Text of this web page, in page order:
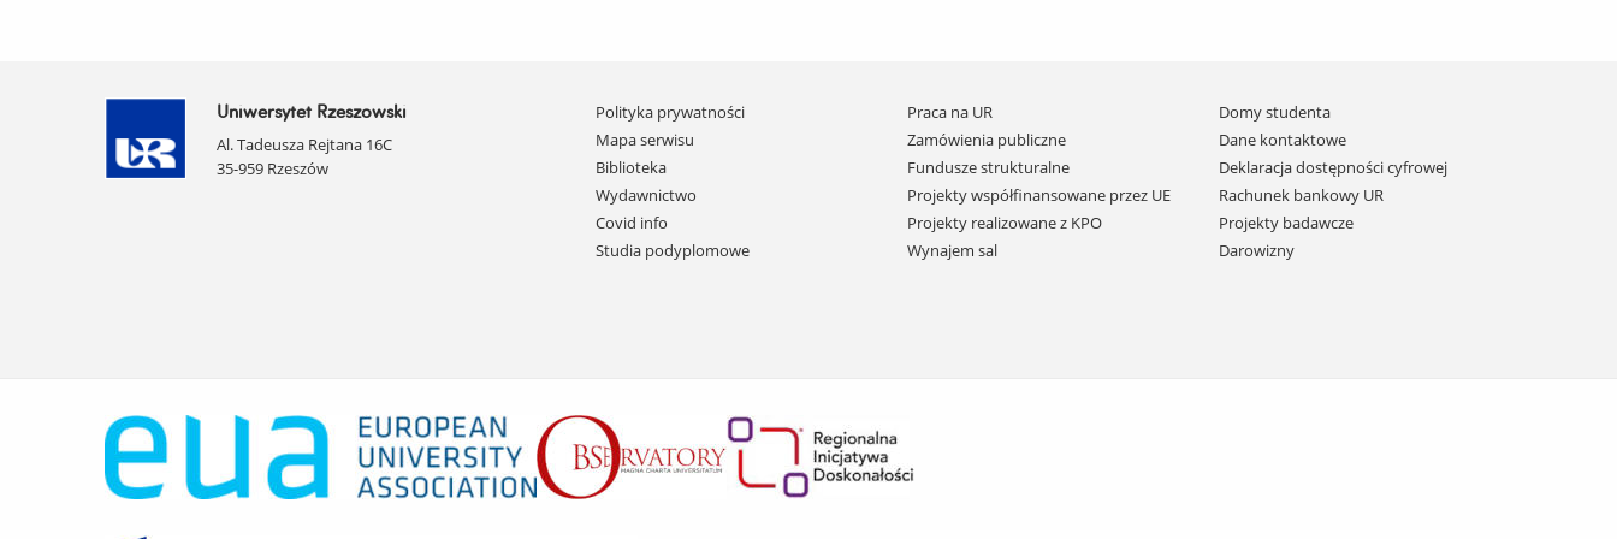
Uniwersytet Rzeszowski
Al. Tadeusza Rejtana 16C
35-959 Rzeszów
Pomiń
nawigację
i
przejdź
do
treści
Polityka prywatności
Mapa serwisu
Biblioteka
Wydawnictwo
Covid info
Studia podyplomowe
Praca na UR
Zamówienia publiczne
Fundusze strukturalne
Projekty współfinansowane przez UE
Projekty realizowane z KPO
Wynajem sal
Domy studenta
Dane kontaktowe
Deklaracja dostępności cyfrowej
Rachunek bankowy UR
Projekty badawcze
Darowizny